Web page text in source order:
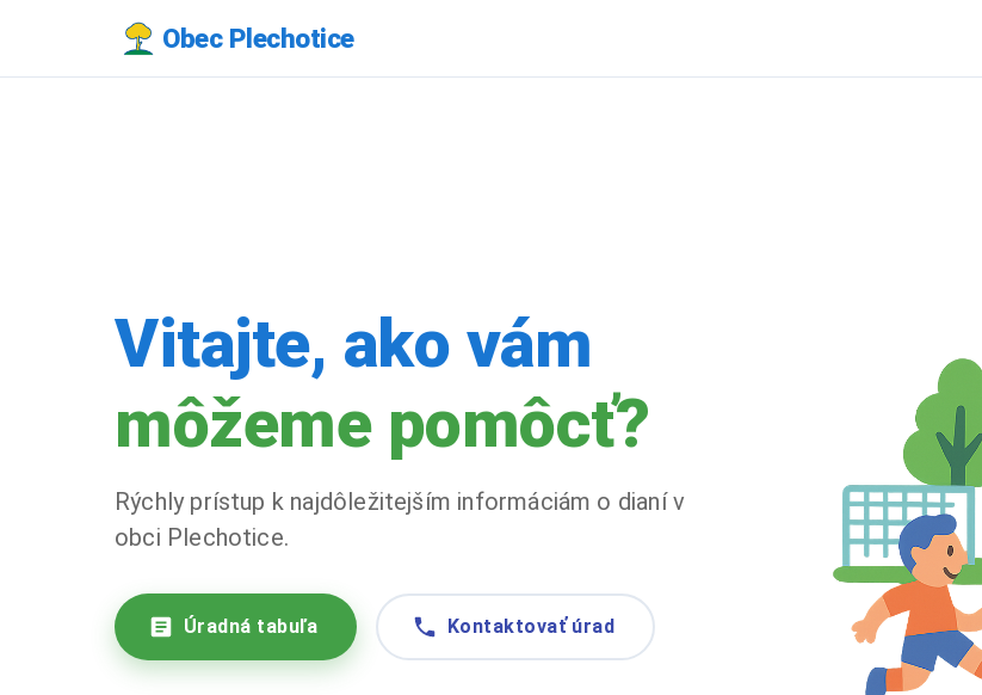
Obec Plechotice
Vitajte, ako vám
môžeme pomôcť?
Rýchly prístup k najdôležitejším informáciám o dianí v
obci Plechotice.
Úradná tabuľa Kontaktovať úrad